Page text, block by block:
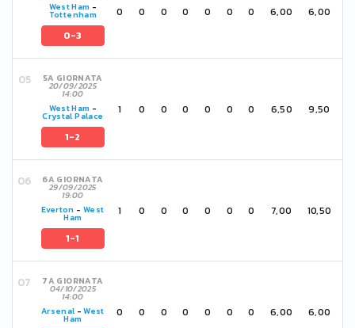
West Ham -
Tottenham
0-3
0 0 0 0 0 0 0 6,00 6,00
5A GIORNATA
20/09/2025
14:00
West Ham -
Crystal Palace
1-2
1 0 0 0 0 0 0 6,50 9,50
6A GIORNATA
29/09/2025
19:00
Everton - West
Ham
1-1
1 0 0 0 0 0 0 7,00 10,50
7A GIORNATA
04/10/2025
14:00
Arsenal -West
Ham 0 0 0 0 0 0 0 6,00 6,00